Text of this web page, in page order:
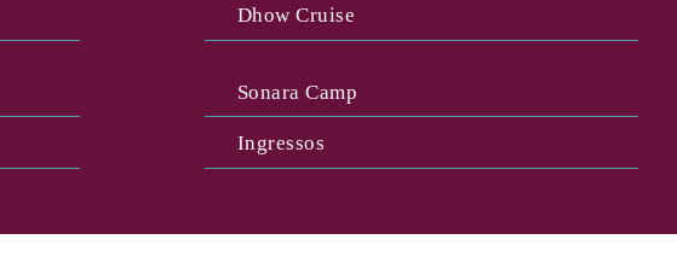
Dhow Cruise
Sonara Camp
Ingressos